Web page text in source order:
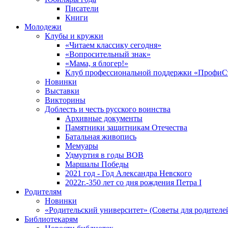
Писатели
Книги
Молодежи
Клубы и кружки
«Читаем классику сегодня»
«Вопросительный знак»
«Мама, я блогер!»
Клуб профессиональной поддержки
Новинки
Выставки
Викторины
Доблесть и честь русского воинства
Архивные документы
Памятники защитникам Отечества
Батальная живопись
Мемуары
Удмуртия в годы ВОВ
Маршалы Победы
2021 год - Год Александра Невского
2022г.-350 лет со дня рождения Петра I
Родителям
Новинки
«Родительский университет» (Советы для
Библиотекарям